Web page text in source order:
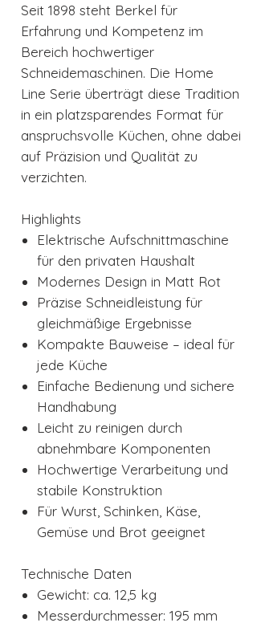
Seit 1898 steht Berkel für
Erfahrung und Kompetenz im
Bereich hochwertiger
Schneidemaschinen. Die Home
Line Serie überträgt diese Tradition
in ein platzsparendes Format für
anspruchsvolle Küchen, ohne dabei
auf Präzision und Qualität zu
verzichten.
Highlights
Elektrische Aufschnittmaschine
für den privaten Haushalt
Modernes Design in Matt Rot
Präzise Schneidleistung für
gleichmäßige Ergebnisse
Kompakte Bauweise – ideal für
jede Küche
Einfache Bedienung und sichere
Handhabung
Leicht zu reinigen durch
abnehmbare Komponenten
Hochwertige Verarbeitung und
stabile Konstruktion
Für Wurst, Schinken, Käse,
Gemüse und Brot geeignet
Technische Daten
Gewicht: ca. 12,5 kg
Messerdurchmesser: 195 mm